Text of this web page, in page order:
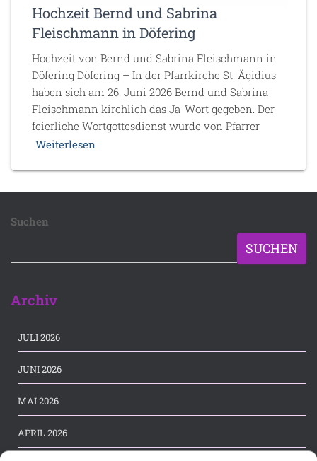
Hochzeit Bernd und Sabrina
Fleischmann in Döfering
Hochzeit von Bernd und Sabrina Fleischmann in
Döfering Döfering – In der Pfarrkirche St. Ägidius
haben sich am 26. Juni 2026 Bernd und Sabrina
Fleischmann kirchlich das Ja-Wort gegeben. Der
feierliche Wortgottesdienst wurde von Pfarrer
Weiterlesen
Suchen
SUCHEN
Archiv
JULI 2026
JUNI 2026
MAI 2026
APRIL 2026